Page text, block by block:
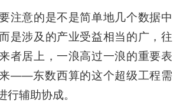
注意的是不是简单地几个数据中
是涉及的产业受益相当的广，往
者居上，一浪高过一浪的重要表
——东数西算的这个超级工程需
辅助协成。